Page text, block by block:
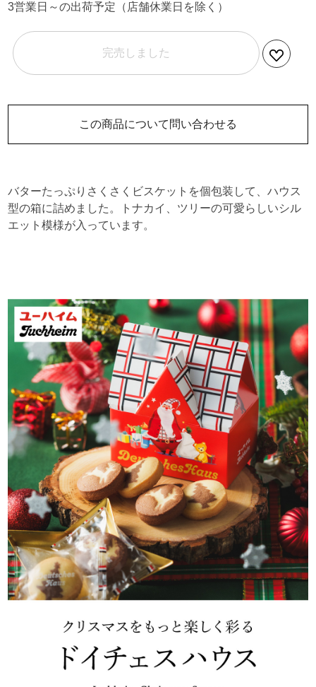
3営業日～の出荷予定（店舗休業日を除く）
完売しました
この商品について問い合わせる
バターたっぷりさくさくビスケットを個包装して、ハウス
型の箱に詰めました。トナカイ、ツリーの可愛らしいシル
エット模様が入っています。